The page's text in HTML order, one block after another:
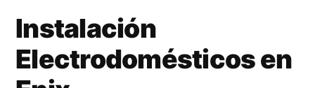
Instalación
Electrodomésticos en